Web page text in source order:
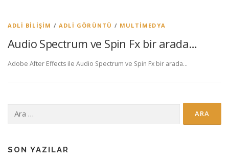
ADLI BILIŞIM /ADLI GÖRÜNTÜ / MULTIMEDYA
Audio Spectrum ve Spin Fx bir arada…
Adobe After Effects ile Audio Spectrum ve Spin Fx bir arada…
SON YAZILAR